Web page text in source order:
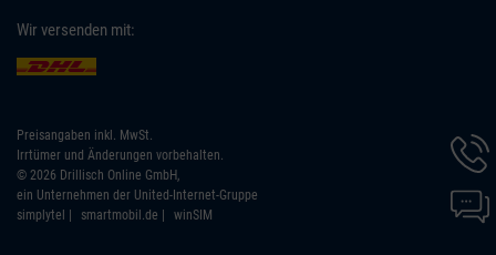
Wir versenden mit:
Preisangaben inkl. MwSt.
Irrtümer und Änderungen vorbehalten.
© 2026 Drillisch Online GmbH,
ein Unternehmen der United-Internet-Gruppe
simplytel
smartmobil.de winSIM
Chat-